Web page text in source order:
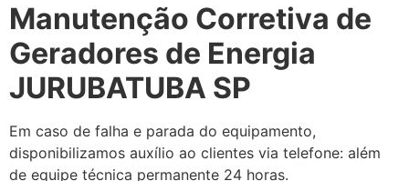
Manutenção Corretiva de
Geradores de Energia
JURUBATUBA SP
Em caso de falha e parada do equipamento,
disponibilizamos auxílio ao clientes via telefone: além
de equipe técnica permanente 24 horas.